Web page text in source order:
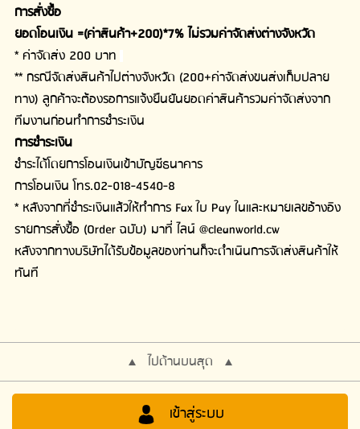
การสั่งซื้อ
ยอดโอนเงิน =(ค่าสินค้า+200)*7% ไม่รวมค่าจัดส่งต่างจังหวัด
* ค่าจัดส่ง 200 บาท
** กรณีจัดส่งสินค้าไปต่างจังหวัด (200+ค่าจัดส่งขนส่งเก็บปลาย
ทาง) ลูกค้าจะต้องรอการแจ้งยืนยันยอดค่าสินค้ารวมค่าจัดส่งจาก
ทีมงานก่อนทำการชำระเงิน
การชำระเงิน
ชำระได้โดยการโอนเงินเข้าบัญชีธนาคาร
การโอนเงิน โทร.02-018-4540-8
* หลังจากที่ชำระเงินแล้วให้ทำการ Fax ใบ Pay ในและหมายเลขอ้างอิง
รายการสั่งซื้อ (Order ฉบับ) มาที่ ไลน์ @cleanworld.cw
หลังจากทางบริษัทได้รับข้อมูลของท่านก็จะดำเนินการจัดส่งสินค้าให้
ทันที
ไปด้านบนสุด
เข้าสู่ระบบ